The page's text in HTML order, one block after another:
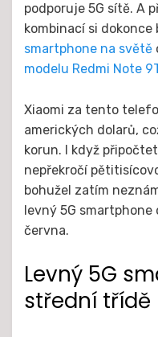
podporuje 5G sítě. A
kombinací si
smartphone na světě
modelu Redmi Note
Xiaomi za tento
amerických dolarů,
korun. I když
nepřekročí
bohužel zatím
levný 5G
června.
Levný 5G
střední třídě